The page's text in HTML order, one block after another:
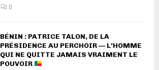
0
BÉNIN : PATRICE TALON, DE LA
PRÉSIDENCE AU PERCHOIR — L’HOMME
QUI NE QUITTE JAMAIS VRAIMENT LE
POUVOIR